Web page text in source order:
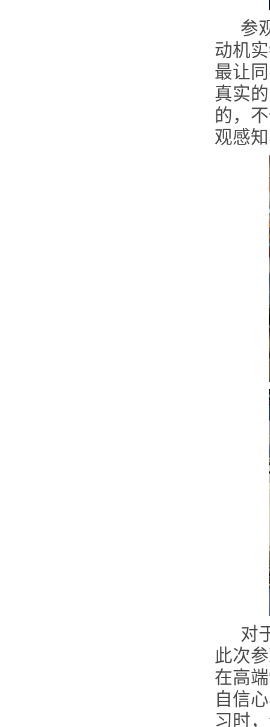
参
动机
最让
真实
的，
观感
对
此次
在高
自信
习时